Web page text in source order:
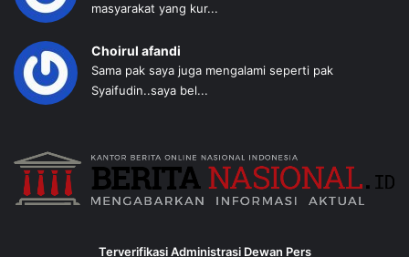
masyarakat yang kur...
Choirul afandi
Sama pak saya juga mengalami seperti pak
Syaifudin..saya bel...
Terverifikasi Administrasi Dewan Pers